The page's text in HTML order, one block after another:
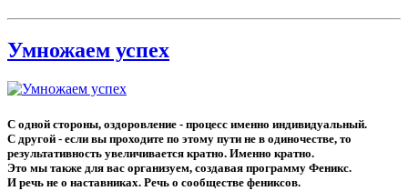
Умножаем успех
С одной стороны, оздоровление - процесс именно индивидуальный.
С другой - если вы проходите по этому пути не в одиночестве, то
результативность увеличивается кратно. Именно кратно.
Это мы также для вас организуем, создавая программу Феникс.
И речь не о наставниках. Речь о сообществе фениксов.